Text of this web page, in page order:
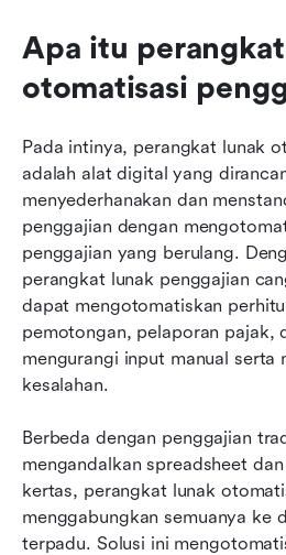
Apa itu
otomatisasi
Pada intinya, perangkat lunak
adalah alat digital yang
menyederhanakan dan
penggajian dengan
penggajian yang berulang.
perangkat lunak penggajian
dapat mengotomatiskan
pemotongan, pelaporan pajak,
mengurangi input manual serta
kesalahan.
Berbeda dengan penggajian
mengandalkan spreadsheet
kertas, perangkat lunak
menggabungkan semuanya ke
terpadu. Solusi ini